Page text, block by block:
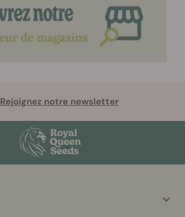
Rejoignez notre newsletter